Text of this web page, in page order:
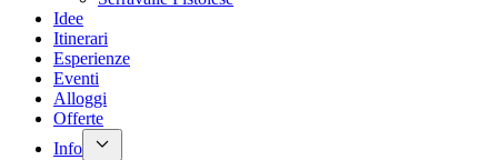
Idee
Itinerari
Esperienze
Eventi
Alloggi
Offerte
Info